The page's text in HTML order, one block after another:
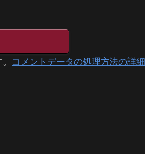
コメントデータの処理方法の詳細